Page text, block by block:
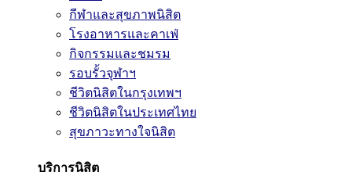
กีฬาและสุขภาพนิสิต
โรงอาหารและคาเฟ่
กิจกรรมและชมรม
รอบรั้วจุฬาฯ
ชีวิตนิสิตในกรุงเทพฯ
ชีวิตนิสิตในประเทศไทย
สุขภาวะทางใจนิสิต
บริการนิสิต